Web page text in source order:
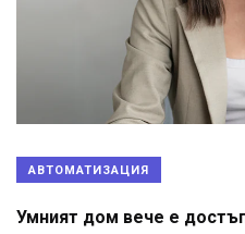
АВТОМАТИЗАЦИЯ
Умният дом вече е